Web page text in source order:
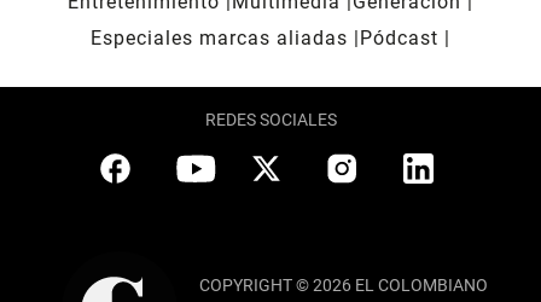
Especiales marcas aliadas
Pódcast
REDES SOCIALES
COPYRIGHT © 2026 EL COLOMBIANO